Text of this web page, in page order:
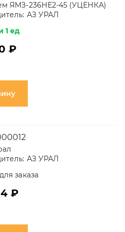
ЯМЗ-236НЕ2-45 (УЦЕНКА)
АЗ УРАЛ
1 ед
₽
АЗ УРАЛ
заказа
₽